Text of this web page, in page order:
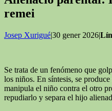
remei
Josep Xurigué|30 gener 2026|
Se trata de un fenómeno que
los niños. En síntesis, se
manipula el niño contra el otro
repudiarlo y separa el hijo